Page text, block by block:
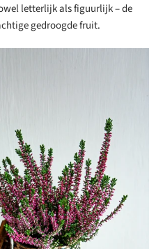
letterlijk als figuurlijk – de
gedroogde fruit.